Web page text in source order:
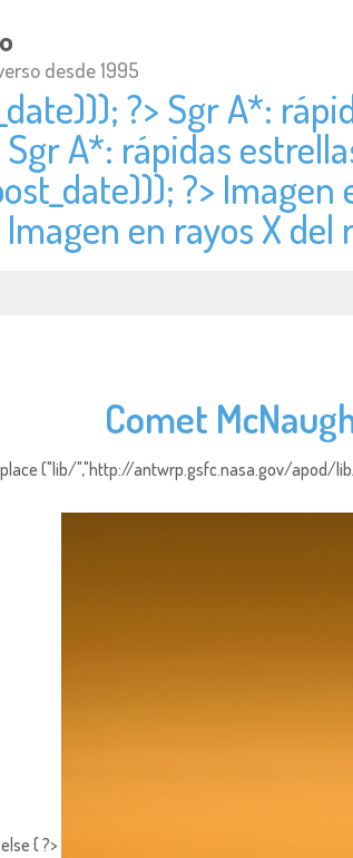
desde 1995
?> Sgr A*:
A*: rápidas
?>
en rayos X
Comet
("lib/","http://antwrp.gsfc.nasa.gov/apod/
{ ?>